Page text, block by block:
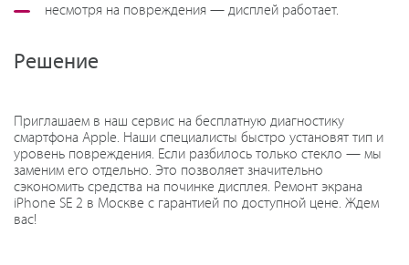
несмотря на повреждения — дисплей работает.
Решение
Приглашаем в наш сервис на бесплатную диагностику
смартфона Apple. Наши специалисты быстро установят тип и
уровень повреждения. Если разбилось только стекло — мы
заменим его отдельно. Это позволяет значительно
сэкономить средства на починке дисплея. Ремонт экрана
iPhone SE 2 в Москве с гарантией по доступной цене. Ждем
вас!